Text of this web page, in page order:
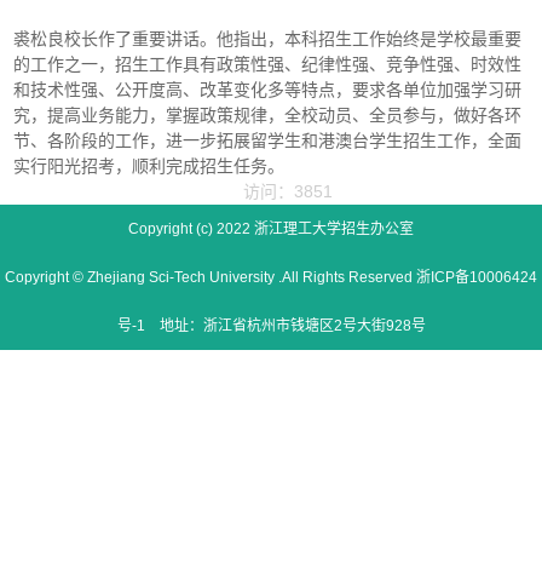
裘松良校长作了重要讲话。他指出，本科招生工作始终是学校最重要
的工作之一，招生工作具有政策性强、纪律性强、竞争性强、时效性
和技术性强、公开度高、改革变化多等特点，要求各单位加强学习研
究，提高业务能力，掌握政策规律，全校动员、全员参与，做好各环
节、各阶段的工作，进一步拓展留学生和港澳台学生招生工作，全面
实行阳光招考，顺利完成招生任务。
访问：3851
Copyright (c) 2022 浙江理工大学招生办公室
Copyright © Zhejiang Sci-Tech University .All Rights Reserved 浙ICP备10006424
号-1 地址：浙江省杭州市钱塘区2号大街928号